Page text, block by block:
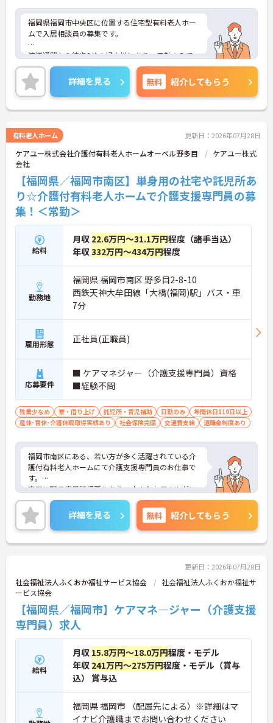
福岡県福岡市中央区に位置する住宅型有料老人ホー
ムで入居相談員の募集です。
渡辺通駅から徒歩3分の好立地にあり、日勤のみで
働ける求人です。賞与は年3回・計4.50ヶ月分の過去
実績があり、モチベーションを保ちながら勤務でき
ます。社員食堂や退職金制度など福利厚生も整って
おり、長期的なキャリア形成を目指したい方にもお
すすめです。
■ 駅チカで通勤しやすい環境
最寄駅から徒歩圏内で通勤負担を軽減しやすい環境
です
・渡辺通駅より徒歩3分
・天神南駅より徒歩7分
・薬院駅より徒歩7分
→ 毎日の通勤時間を抑えながら働きやすい職場です
■ 日勤のみで働ける職場
生活リズムを整えながら勤務しやすい環境です
・勤務時間は8:30～17:30
・月平均残業10時間程度
→ プライベートとの両立を目指しやすい職場です♪
■ 賞与実績が魅力の待遇面
収入面の安心感を持ちながら働ける環境です
・計4.50ヶ月分の過去実績
・昇給年1回
→ 頑張りが収入につながりやすくやりがいを感じら
詳細を見る 無料 紹介してもらう
有料老人ホーム 更新日：2026年07月28日
ケアユー株式会社介護付有料老人ホームオーベル野多目
ケアユー株式
会社
【福岡県／福岡市南区】単身用の社宅や託児所あ
り☆介護付有料老人ホームで介護支援専門員の募
集！＜常勤＞
給料
月収 22.6万円～31.1万円程度（諸手当込）
年収332万円～434万円程度
勤務地
福岡県 福岡市南区 野多目2-8-10
西鉄天神大牟田線「大橋(福岡)駅」バス・車
7分
雇用形態 正社員(正職員)
応募要件
■ ケアマネジャー（介護支援専門員）資格
■経験不問
残業少なめ 寮・借り上げ 託児所・育児補助 日勤のみ
年間休日110日以上
産休･育休･介護休暇取得実績あり
社会保険完備 交通費支給 退職金制度あり
福岡市南区にある、若い方が多く活躍されている介
護付有料老人ホームにて介護支援専門員のお仕事で
す。
南区に職員専用託児所もあり、小さなお子さんがい
る方も安心です♪
手当や福利厚生も充実しており、長く働ける環境が
整っています。
ご興味がある方はある方は是非一度マイナビまでお
問い合わせください。さらに詳細などお伝えしま
詳細を見る 無料 紹介してもらう
更新日：2026年07月28日
社会福祉法人ふくおか福祉サービス協会
社会福祉法人ふくおか福祉サ
ービス協会
【福岡県／福岡市】ケアマネ―ジャー（介護支援
専門員）求人
給料
月収 15.8万円～18.0万円程度・モデル
年収 241万円～275万円程度・モデル（賞与
込） 賞与込
福岡県 福岡市 （配属先による）※詳細はマ
イナビ介護職までお問い合わせください